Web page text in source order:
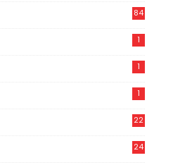
84
1
1
1
22
24